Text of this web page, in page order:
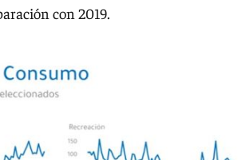
con 2019.